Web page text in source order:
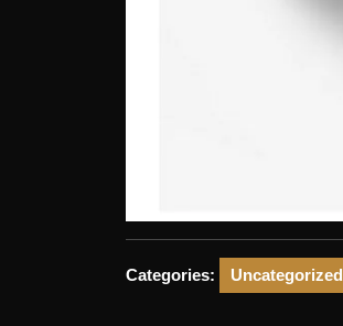
Categories: Uncategorized